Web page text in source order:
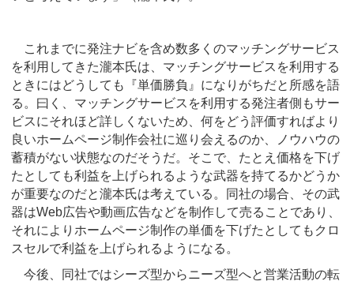
これまでに発注ナビを含め数多くのマッチングサービス
を利用してきた瀧本氏は、マッチングサービスを利用する
ときにはどうしても『単価勝負』になりがちだと所感を語
る。曰く、マッチングサービスを利用する発注者側もサー
ビスにそれほど詳しくないため、何をどう評価すればより
良いホームページ制作会社に巡り会えるのか、ノウハウの
蓄積がない状態なのだそうだ。そこで、たとえ価格を下げ
たとしても利益を上げられるような武器を持てるかどうか
が重要なのだと瀧本氏は考えている。同社の場合、その武
器はWeb広告や動画広告などを制作して売ることであり、
それによりホームページ制作の単価を下げたとしてもクロ
スセルで利益を上げられるようになる。
今後、同社ではシーズ型からニーズ型へと営業活動の転